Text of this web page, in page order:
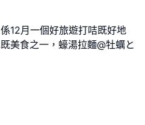
12月一個好旅遊打咭既好地
美食之一，蠔湯拉麵@牡蠣と